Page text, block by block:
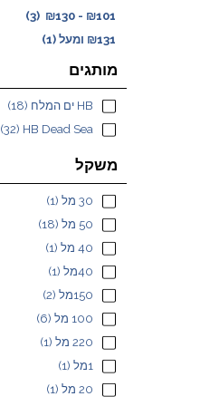
₪101
-
₪130
(3)
₪131 ומעל (1)
מותגים
(18)
(32)
משקל
(1)
(18)
(1)
(1)
(2)
(6)
(1)
(1)
(1)